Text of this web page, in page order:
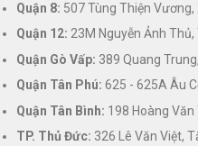
Quận 8: 507 Tùng Thiện Vương,
Quận 12: 23M Nguyễn Ảnh Thủ,
Quận Gò Vấp: 389 Quang
Quận Tân Phú: 625 - 625A Âu
Quận Tân Bình: 198 Hoàng Văn
TP. Thủ Đức: 326 Lê Văn Việt,